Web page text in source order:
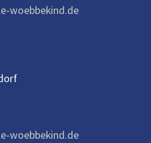
woebbekind.de
woebbekind.de